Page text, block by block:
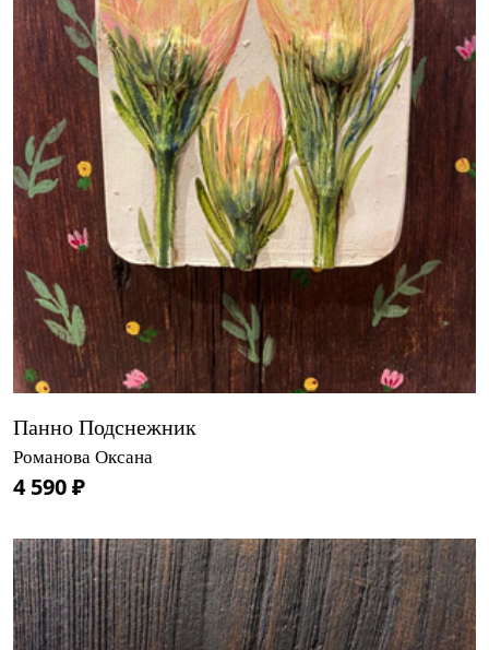
Панно Подснежник
Романова Оксана
4 590 ₽